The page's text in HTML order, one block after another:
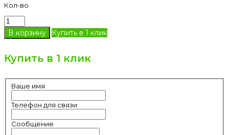
Кол-во
Купить в 1 клик
Купить в 1 клик
Ваше имя
Телефон для связи
Сообщение